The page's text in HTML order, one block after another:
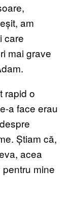
am
care
mai grave
rapid o
a face erau
Știam că,
acea
mine